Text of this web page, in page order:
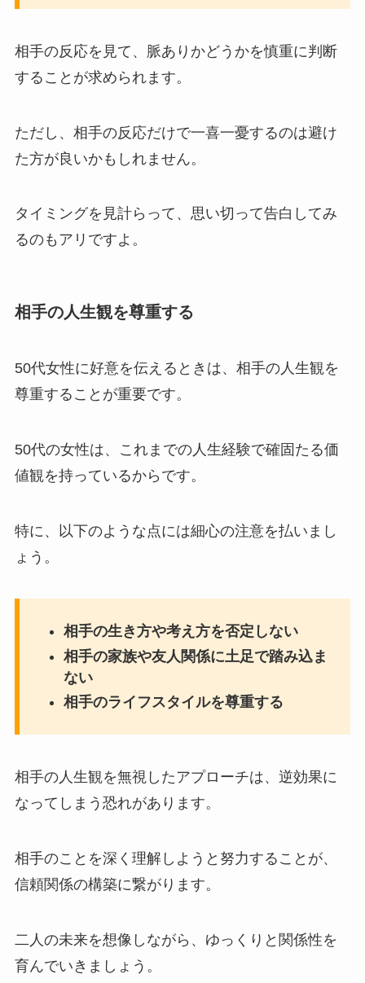
相手の反応を見て、脈ありかどうかを慎重に判断
することが求められます。
ただし、相手の反応だけで一喜一憂するのは避け
た方が良いかもしれません。
タイミングを見計らって、思い切って告白してみ
るのもアリですよ。
相手の人生観を尊重する
50代女性に好意を伝えるときは、相手の人生観を
尊重することが重要です。
50代の女性は、これまでの人生経験で確固たる価
値観を持っているからです。
特に、以下のような点には細心の注意を払いまし
ょう。
相手の生き方や考え方を否定しない
相手の家族や友人関係に土足で踏み込ま
ない
相手のライフスタイルを尊重する
相手の人生観を無視したアプローチは、逆効果に
なってしまう恐れがあります。
相手のことを深く理解しようと努力することが、
信頼関係の構築に繋がります。
二人の未来を想像しながら、ゆっくりと関係性を
育んでいきましょう。